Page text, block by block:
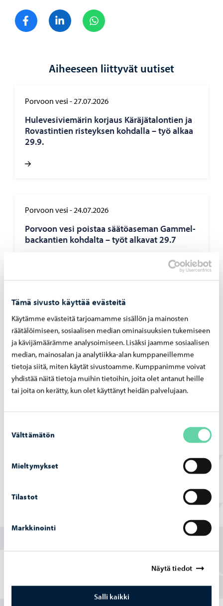
Tämä sivusto käyttää evästeitä
Käytämme evästeitä tarjoamamme sisällön ja mainosten
räätälöimiseen, sosiaalisen median ominaisuuksien tukemiseen
ja kävijämäärämme analysoimiseen. Lisäksi jaamme sosiaalisen
median, mainosalan ja analytiikka-alan kumppaneillemme
tietoja siitä, miten käytät sivustoamme. Kumppanimme voivat
yhdistää näitä tietoja muihin tietoihin, joita olet antanut heille
tai joita on kerätty, kun olet käyttänyt heidän palvelujaan.
valinta
Välttämätön
Mieltymykset
Tilastot
Markkinointi
Näytä tiedot
Salli kaikki
Jaa FacebookJaa LinkedIn
Aiheeseen liittyvät uutiset
Porvoon vesi -27.07.2026
Hu­le­ve­si­vie­mä­rin kor­jaus Kä­rä­jä­ta­lon­tien ja
Ro­vas­tin­tien ris­teyk­sen koh­dal­la – työ alkaa
29.9.
Porvoon vesi -24.07.2026
Por­voon vesi pois­taa sää­tö­ase­man Gam­mel­
bac­kan­tien koh­dal­ta – työt al­ka­vat 29.7
Porvoon vesi- 07.07.2026
Rank­ka­sa­teet ovat ai­heut­ta­neet yli­vuo­to­ja
pump­paa­moil­la 4. – 5.7.2026
ete­ne­vät